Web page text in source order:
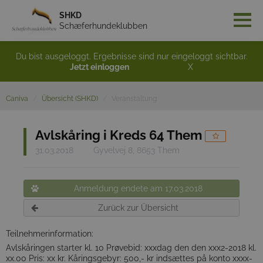
SHKD
Schæferhundeklubben
Du bist ausgeloggt. Ergebnisse sind nur eingeloggt sichtbar.
Jetzt einloggen
X
Caniva Übersicht (SHKD)
Avlskåring i Kreds 64 Them
31.03.2018 Gyvelvej 8, 8653 Them
Anmeldung endete am 17.03.2018
Zurück zur Übersicht
Teilnehmerinformation:
Avlskåringen starter kl. 10 Prøvebid: xxxdag den den xxx2-2018 kl.
xx.00 Pris: xx kr. Kåringsgebyr: 500,- kr indsættes på konto xxxx-